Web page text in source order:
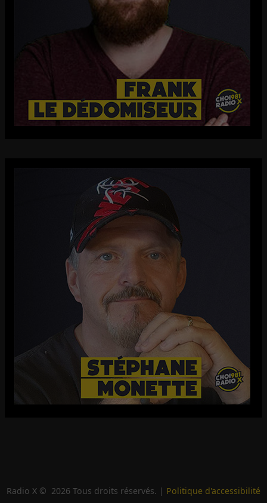
Radio X © 2026 Tous droits réservés. | Politique d'accessibilité